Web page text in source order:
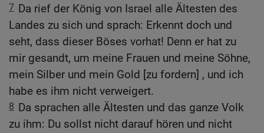
7 Da rief der König von Israel alle Ältesten des
Landes zu sich und sprach: Erkennt doch und
seht, dass dieser Böses vorhat! Denn er hat zu
mir gesandt, um meine Frauen und meine Söhne,
mein Silber und mein Gold [zu fordern] , und ich
habe es ihm nicht verweigert.
8 Da sprachen alle Ältesten und das ganze Volk
zu ihm: Du sollst nicht darauf hören und nicht